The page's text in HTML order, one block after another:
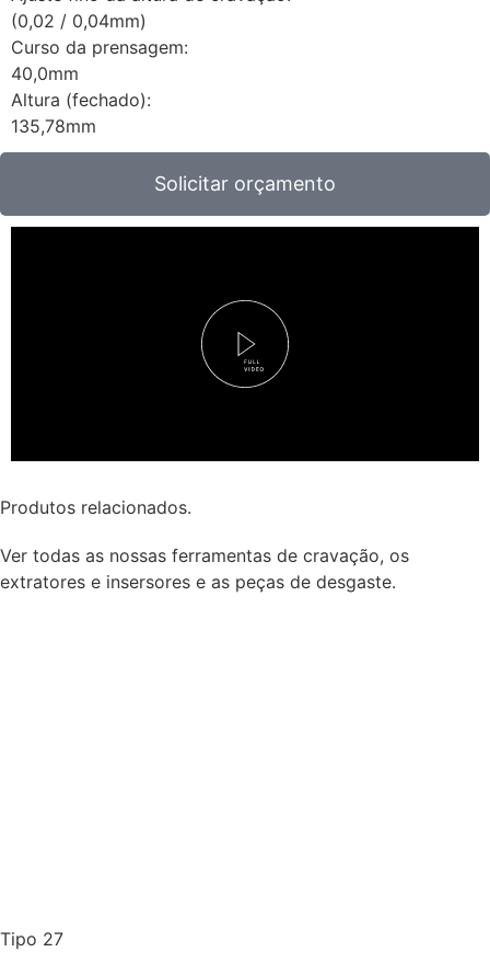
(0,02 / 0,04mm)
Curso da prensagem:
40,0mm
Altura (fechado):
135,78mm
Solicitar orçamento
Produtos relacionados.
Ver todas as nossas ferramentas de cravação, os
extratores e insersores e as peças de desgaste.
Tipo 27